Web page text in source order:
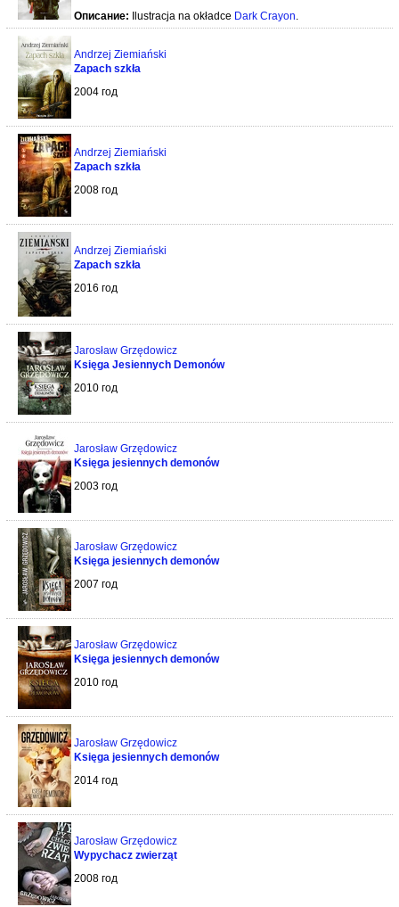
Описание: Ilustracja na okładce Dark Crayon.
Andrzej Ziemiański
Zapach szkła
2004 год
Andrzej Ziemiański
Zapach szkła
2008 год
Andrzej Ziemiański
Zapach szkła
2016 год
Jarosław Grzędowicz
Księga Jesiennych Demonów
2010 год
Jarosław Grzędowicz
Księga jesiennych demonów
2003 год
Jarosław Grzędowicz
Księga jesiennych demonów
2007 год
Jarosław Grzędowicz
Księga jesiennych demonów
2010 год
Jarosław Grzędowicz
Księga jesiennych demonów
2014 год
Jarosław Grzędowicz
Wypychacz zwierząt
2008 год